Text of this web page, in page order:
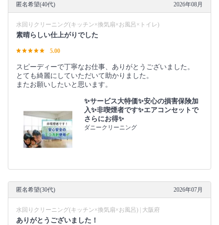
匿名希望(40代) 2026年08月
水回りクリーニング(キッチン×換気扇×お風呂×トイレ)
素晴らしい仕上がりでした
5.00
スピーディーで丁寧なお仕事、ありがとうございました。
とても綺麗にしていただいて助かりました。
またお願いしたいと思います。
✨サービス大特価✨安心の損害保険加
入✨非喫煙者です✨エアコンセットで
さらにお得✨
ダニークリーニング
匿名希望(30代) 2026年07月
水回りクリーニング(キッチン×換気扇×お風呂) | 大阪府
ありがとうございました！